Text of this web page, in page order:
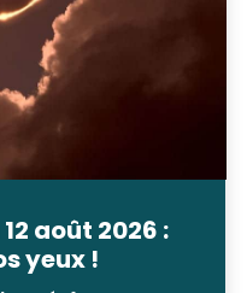
août 2026 :
yeux !